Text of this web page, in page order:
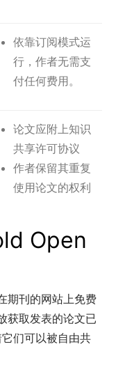
依靠订阅模式运
行，作者无需支
付任何费用。
论文应附上知识
共享许可协议
作者保留其重复
使用论文的权利
Open
期刊的网站上免费
获取发表的论文已
们可以被自由共